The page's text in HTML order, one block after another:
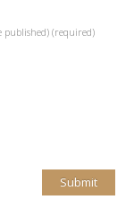
published)(required)